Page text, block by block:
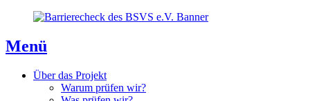
Inhaltsverzeichnis
Kontaktseite
Inhalt
Menü
Über das Projekt
Warum prüfen wir?